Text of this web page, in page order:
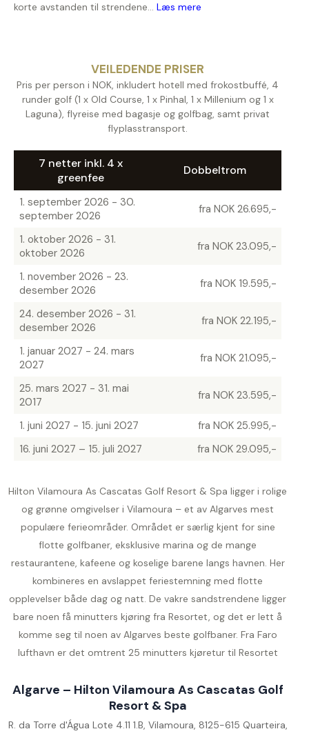
korte avstanden til strendene... Læs mere
VEILEDENDE PRISER
Pris per person i NOK, inkludert hotell med frokostbuffé, 4
runder golf (1 x Old Course, 1 x Pinhal, 1 x Millenium og 1 x
Laguna), flyreise med bagasje og golfbag, samt privat
flyplasstransport.
7 netter inkl. 4 x
greenfee
Dobbeltrom
1. september 2026 - 30.
september 2026
fra NOK 26.695,-
1. oktober 2026 - 31.
oktober 2026
fra NOK 23.095,-
1. november 2026 - 23.
desember 2026
fra NOK 19.595,-
24. desember 2026 - 31.
desember 2026
fra NOK 22.195,-
1. januar 2027 - 24. mars
2027
fra NOK 21.095,-
25. mars 2027 - 31. mai
2017
fra NOK 23.595,-
1. juni 2027 - 15. juni 2027
fra NOK 25.995,-
16. juni 2027 – 15. juli 2027
fra NOK 29.095,-
Hilton Vilamoura As Cascatas Golf Resort & Spa ligger i rolige
og grønne omgivelser i Vilamoura – et av Algarves mest
populære ferieområder. Området er særlig kjent for sine
flotte golfbaner, eksklusive marina og de mange
restaurantene, kafeene og koselige barene langs havnen. Her
kombineres en avslappet feriestemning med flotte
opplevelser både dag og natt. De vakre sandstrendene ligger
bare noen få minutters kjøring fra Resortet, og det er lett å
komme seg til noen av Algarves beste golfbaner. Fra Faro
lufthavn er det omtrent 25 minutters kjøretur til Resortet
Algarve – Hilton Vilamoura As Cascatas Golf
Resort & Spa
R. da Torre d'Água Lote 4.11 1.B, Vilamoura, 8125-615 Quarteira,